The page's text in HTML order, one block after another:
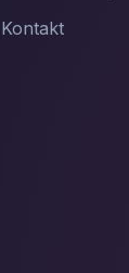
Kontakt